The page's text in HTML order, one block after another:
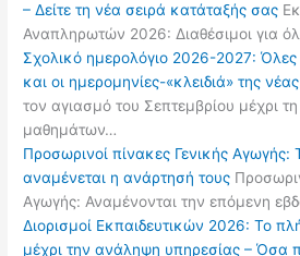
– Δείτε τη νέα σειρά κατάταξής σας
Αναπληρωτών 2026: Διαθέσιμοι για
Σχολικό ημερολόγιο 2026-2027: Όλες
και οι ημερομηνίες-«κλειδιά» της
τον αγιασμό του Σεπτεμβρίου μέχρι
μαθημάτων…
Προσωρινοί πίνακες Γενικής
αναμένεται η ανάρτησή τους
Αγωγής: Αναμένονται την επόμενη
Διορισμοί Εκπαιδευτικών 2026: Το
μέχρι την ανάληψη υπηρεσίας – Όσα